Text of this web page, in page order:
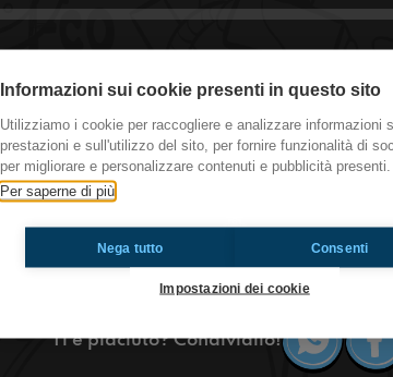
#BOsco Gianni Morandi si è
Un BOsco per Sanremo
Gianni Morandi si è perso nel
chiesto cosa dobbiamo fare per
la prossima edizione di Sanremo
Ti è piaciuto? Condividilo!
Informazioni sui cookie presenti in questo sito
Utilizziamo i cookie per raccogliere e analizzare informazioni
prestazioni e sull'utilizzo del sito, per fornire funzionalità di
per migliorare e personalizzare contenuti e pubblicità presenti.
Per saperne di più
Nega tutto Consenti
Impostazioni dei cookie